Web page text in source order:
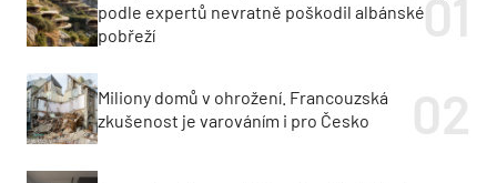
podle expertů nevratně poškodil albánské
pobřeží
Miliony domů v ohrožení. Francouzská
zkušenost je varováním i pro Česko